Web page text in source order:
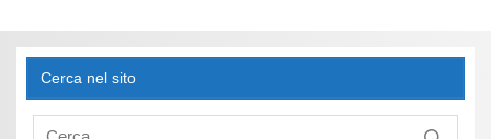
Cerca nel sito